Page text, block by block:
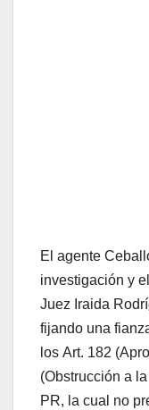
El agente
investigación y
Juez Iraida
fijando una
los Art. 182
(Obstrucción a
PR, la cual no